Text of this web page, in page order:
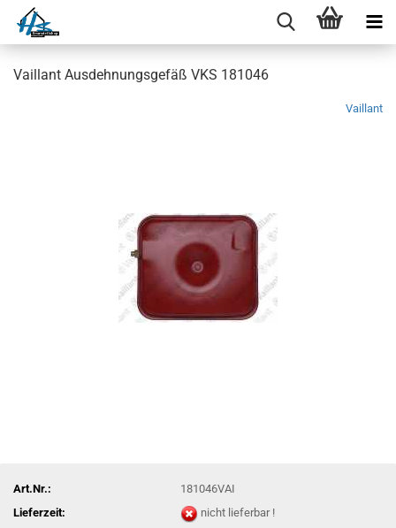
Vaillant Ausdehnungsgefäß VKS 181046
Vaillant
Art.Nr.:
181046VAI
Lieferzeit:
nicht lieferbar !